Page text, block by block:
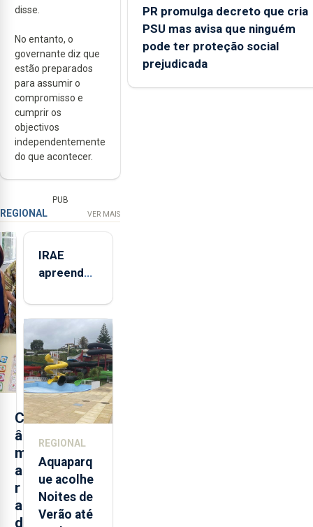
disse.
No entanto, o
governante diz que
estão preparados
para assumir o
compromisso e
cumprir os
objectivos
independentemente
do que acontecer.
PUB
REGIONAL VER MAIS
C
â
m
a
r
a
d
IRAE
apreendeu
toneladas
de
alimentos
entre
2021 e
2025 nos
Açores
REGIONAL
Aquaparq
ue acolhe
Noites de
Verão até
PR promulga decreto que cria
PSU mas avisa que ninguém
pode ter proteção social
prejudicada